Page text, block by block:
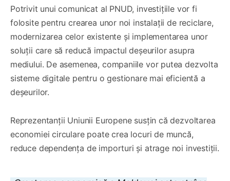
Potrivit unui comunicat al PNUD, investițiile vor fi
folosite pentru crearea unor noi instalații de reciclare,
modernizarea celor existente și implementarea unor
soluții care să reducă impactul deșeurilor asupra
mediului. De asemenea, companiile vor putea dezvolta
sisteme digitale pentru o gestionare mai eficientă a
deșeurilor.
Reprezentanții Uniunii Europene susțin că dezvoltarea
economiei circulare poate crea locuri de muncă,
reduce dependența de importuri și atrage noi investiții.